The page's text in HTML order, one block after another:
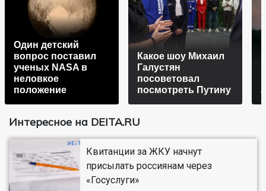
Один детский
вопрос поставил
ученых NASA в
неловкое
положение
Какое шоу Михаил
Галустян
посоветовал
посмотреть Путину
Интересное на DEITA.RU
Квитанции за ЖКУ начнут
присылать россиянам через
«Госуслуги»